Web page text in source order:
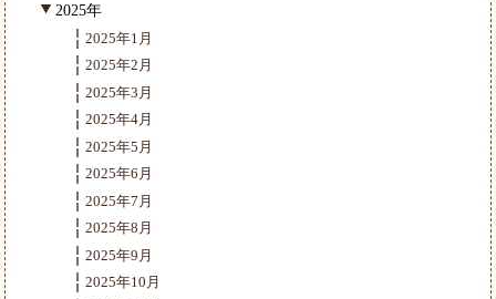
2025年
2025年1月
2025年2月
2025年3月
2025年4月
2025年5月
2025年6月
2025年7月
2025年8月
2025年9月
2025年10月